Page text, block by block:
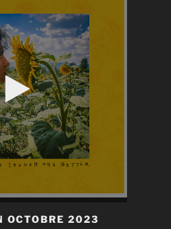
OCTOBRE 2023